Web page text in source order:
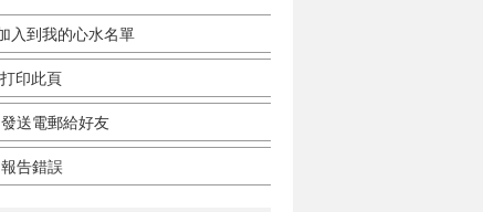
入到我的心水名單
打印此頁
發送電郵給好友
報告錯誤